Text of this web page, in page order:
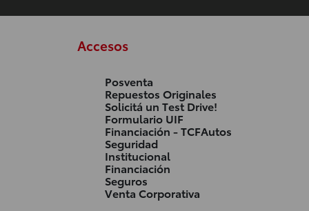
Accesos
Posventa
Repuestos Originales
Solicitá un Test Drive!
Formulario UIF
Financiación - TCFAutos
Seguridad
Institucional
Financiación
Seguros
Venta Corporativa